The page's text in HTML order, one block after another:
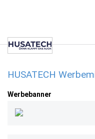
HUSATECH
Werbebanner